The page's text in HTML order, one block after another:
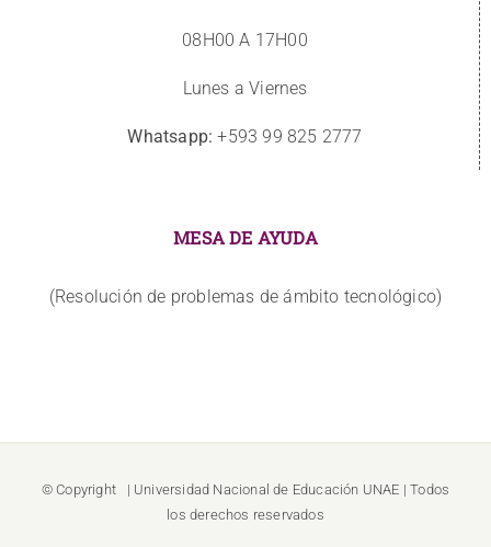
08H00 A 17H00
Lunes a Viernes
Whatsapp: +593 99 825 2777
MESA DE AYUDA
(Resolución de problemas de ámbito tecnológico)
© Copyright | Universidad Nacional de Educación UNAE | Todos
los derechos reservados